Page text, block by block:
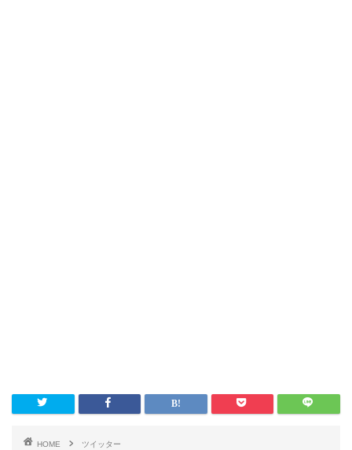
HOME
ツイッター